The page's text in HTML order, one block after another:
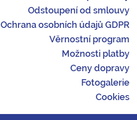
Odstoupení od smlouvy
Ochrana osobních údajů GDPR
Věrnostní program
Možnosti platby
Ceny dopravy
Fotogalerie
Cookies